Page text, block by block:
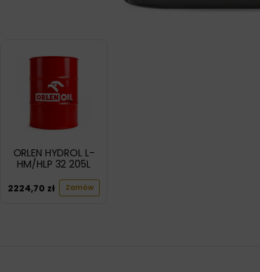
ORLEN HYDROL L-
HM/HLP 32 205L
2224,70 zł Zamów